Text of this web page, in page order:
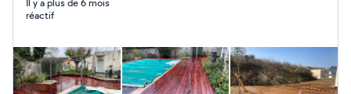
Il y a plus de 6 mois
réactif